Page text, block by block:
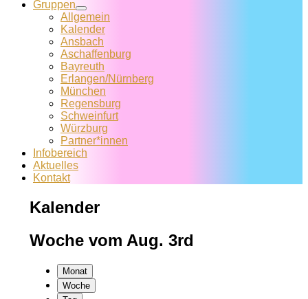
Gruppen
Allgemein
Kalender
Ansbach
Aschaffenburg
Bayreuth
Erlangen/Nürnberg
München
Regensburg
Schweinfurt
Würzburg
Partner*innen
Infobereich
Aktuelles
Kontakt
Kalender
Woche vom Aug. 3rd
Monat
Woche